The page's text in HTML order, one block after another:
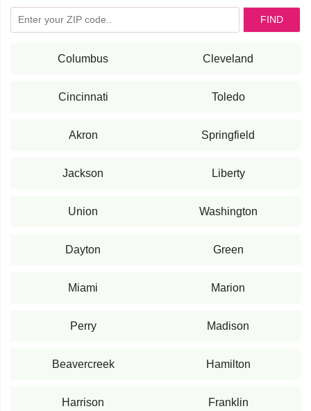
FIND
Columbus Cleveland
Cincinnati Toledo
Akron Springfield
Jackson Liberty
Union Washington
Dayton Green
Miami Marion
Perry Madison
Beavercreek Hamilton
Harrison Franklin